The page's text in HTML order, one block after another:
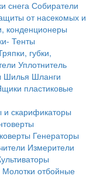
снега Собиратели
от насекомых и
конденционеры
Тенты
губки,
Уплотнитель
Шилья Шланги
пластиковые
и скарификаторы
Генераторы
Измерители
Молотки отбойные